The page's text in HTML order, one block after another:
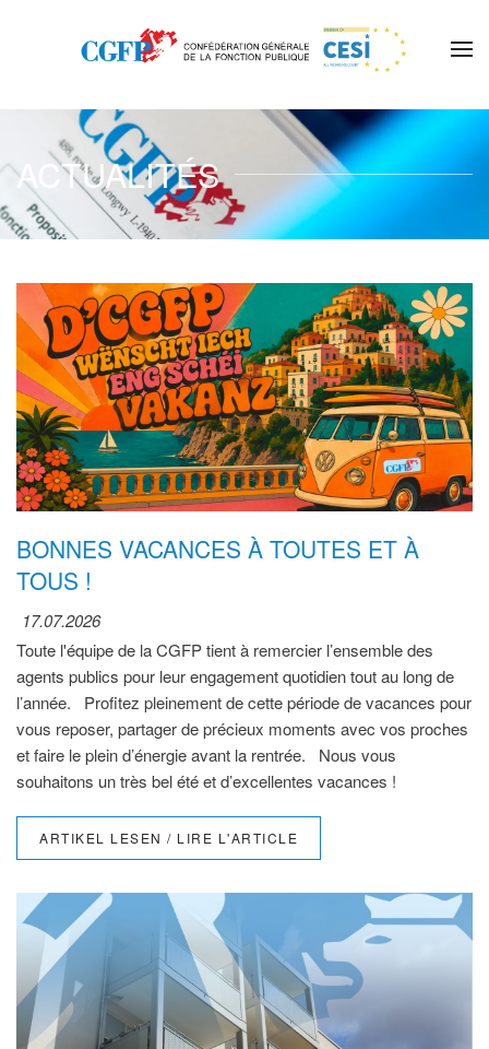
Skip to main content
ACTUALITÉS
BONNES VACANCES À TOUTES ET À
TOUS !
17.07.2026
Toute l'équipe de la CGFP tient à remercier l’ensemble des
agents publics pour leur engagement quotidien tout au long de
l’année. Profitez pleinement de cette période de vacances pour
vous reposer, partager de précieux moments avec vos proches
et faire le plein d’énergie avant la rentrée. Nous vous
souhaitons un très bel été et d’excellentes vacances !
ARTIKEL LESEN / LIRE L'ARTICLE